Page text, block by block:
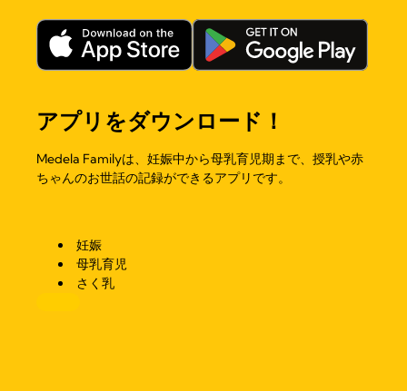
アプリをダウンロード！
Medela Familyは、妊娠中から母乳育児期まで、授乳や赤
ちゃんのお世話の記録ができるアプリです。
妊娠
母乳育児
さく乳